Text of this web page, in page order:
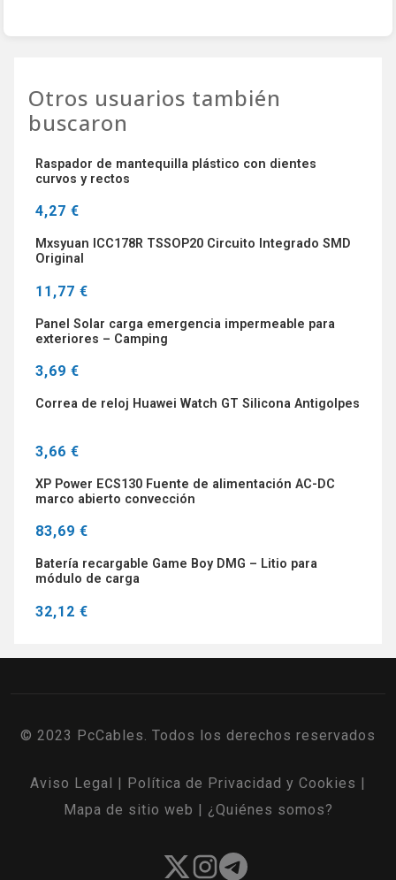
Otros usuarios también
buscaron
Raspador de mantequilla plástico con dientes
curvos y rectos
4,27 €
Mxsyuan ICC178R TSSOP20 Circuito Integrado SMD
Original
11,77 €
Panel Solar carga emergencia impermeable para
exteriores – Camping
3,69 €
Correa de reloj Huawei Watch GT Silicona Antigolpes
3,66 €
XP Power ECS130 Fuente de alimentación AC-DC
marco abierto convección
83,69 €
Batería recargable Game Boy DMG – Litio para
módulo de carga
32,12 €
© 2023 PcCables. Todos los derechos reservados
Aviso Legal | Política de Privacidad y Cookies |
Mapa de sitio web | ¿Quiénes somos?